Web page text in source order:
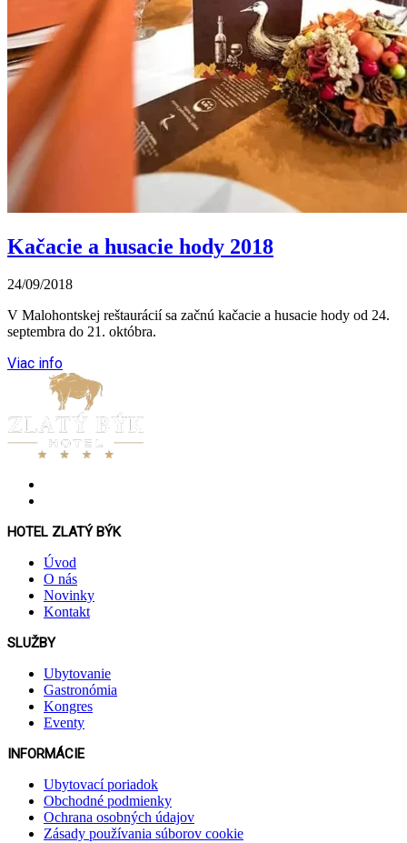
Kačacie a husacie hody 2018
24/09/2018
V Malohontskej reštaurácií sa začnú kačacie a husacie hody od 24.
septembra do 21. októbra.
Viac info
HOTEL ZLATÝ BÝK
Úvod
O nás
Novinky
Kontakt
SLUŽBY
Ubytovanie
Gastronómia
Kongres
Eventy
INFORMÁCIE
Ubytovací poriadok
Obchodné podmienky
Ochrana osobných údajov
Zásady používania súborov cookie